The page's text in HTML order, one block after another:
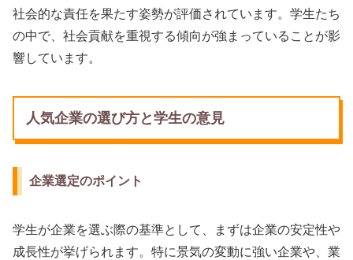
社会的な責任を果たす姿勢が評価されています。学生たち
の中で、社会貢献を重視する傾向が強まっていることが影
響しています。
人気企業の選び方と学生の意見
企業選定のポイント
学生が企業を選ぶ際の基準として、まずは企業の安定性や
成長性が挙げられます。特に景気の変動に強い企業や、業